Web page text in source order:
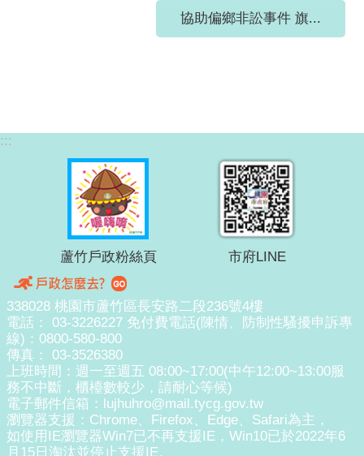
協助偏鄉非訟事件 旗...
:::
蘆竹戶政粉絲頁 市府LINE
338028 桃園市蘆竹區長安路二段236號4樓
電話： 03-3226227 免付費電話(陳情、防制性騷擾申訴專
線)：0800-580-800
傳真： 03-3526380
上班時間：週一至週五 08:00~17:00(中午12:00~13:00服
務不中斷，櫃檯數較少，請耐心等候)
電子郵件信箱：lujhuhro@mail.tycg.gov.tw
瀏覽器支援：Chrome、Firefox、Edge、Safari為主，
如使用IE瀏覽器Win7已不再支援IE，Win10已於2022年6
月15日淘汰並停止支援IE。